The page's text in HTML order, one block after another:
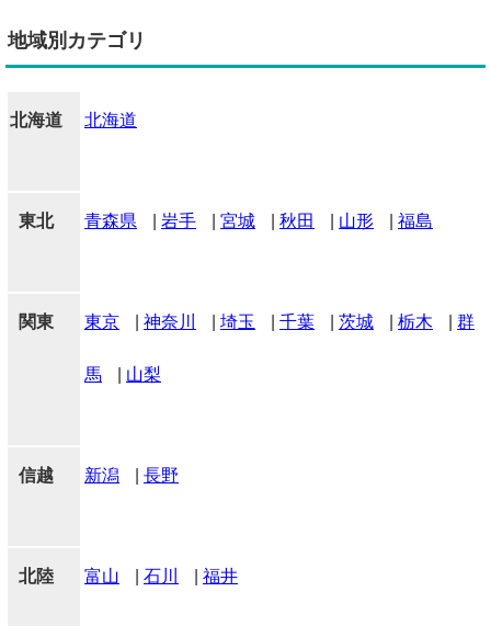
地域別カテゴリ
北海道 北海道
東北 青森県 岩手 宮城 秋田 山形 福島
関東 東京 神奈川 埼玉 千葉 茨城 栃木 群
馬 山梨
信越 新潟 長野
北陸 富山 石川 福井